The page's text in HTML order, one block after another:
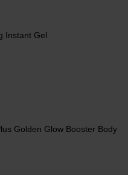
Instant Gel
Golden Glow Booster Body